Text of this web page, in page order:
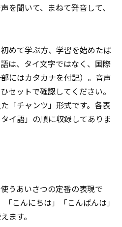
を聞いて、まねて発音して、
めて学ぶ方、学習を始めたば
は、タイ文字ではなく、国際
にはカタカナを付記）。音声
セットで確認してください。
た「チャンツ」形式です。各表
イ語」の順に収録してありま
うあいさつの定番の表現で
こんにちは」「こんばんは」
ます。